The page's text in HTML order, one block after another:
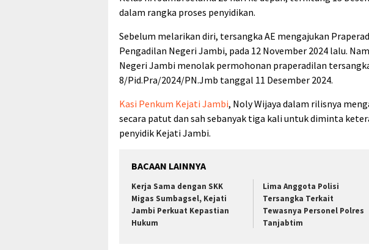
dalam rangka proses penyidikan.
Sebelum melarikan diri, tersangka AE mengajukan
Pengadilan Negeri Jambi, pada 12 November 2024 lalu.
Negeri Jambi menolak permohonan praperadilan
8/Pid.Pra/2024/PN.Jmb tanggal 11 Desember 2024.
Kasi Penkum Kejati Jambi, Noly Wijaya dalam rilisnya
secara patut dan sah sebanyak tiga kali untuk diminta
penyidik Kejati Jambi.
BACAAN LAINNYA
Kerja Sama dengan SKK
Migas Sumbagsel, Kejati
Jambi Perkuat Kepastian
Hukum
Lima Anggota Polisi
Tersangka Terkait
Tewasnya Personel Polres
Tanjabtim